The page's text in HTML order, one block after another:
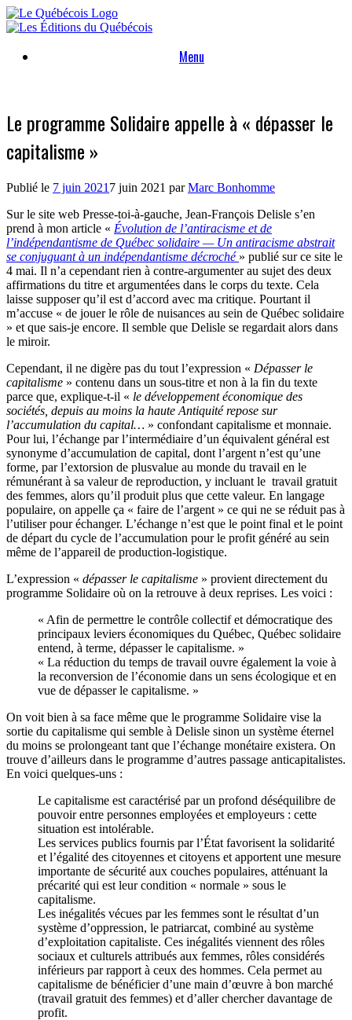
Skip
to
Menu
Le programme Solidaire appelle à « dépasser le
capitalisme »
Publié le 7 juin 2021 7 juin 2021 parMarc Bonhomme
Sur le site web Presse-toi-à-gauche, Jean-François Delisle s’en
prend à mon article « Évolution de l’antiracisme et de
l’indépendantisme de Québec solidaire — Un antiracisme abstrait
se conjuguant à un indépendantisme décroché » publié sur ce site le
4 mai. Il n’a cependant rien à contre-argumenter au sujet des deux
affirmations du titre et argumentées dans le corps du texte. Cela
laisse supposer qu’il est d’accord avec ma critique. Pourtant il
m’accuse « de jouer le rôle de nuisances au sein de Québec solidaire
» et que sais-je encore. Il semble que Delisle se regardait alors dans
le miroir.
Cependant, il ne digère pas du tout l’expression « Dépasser le
capitalisme » contenu dans un sous-titre et non à la fin du texte
parce que, explique-t-il « le développement économique des
sociétés, depuis au moins la haute Antiquité repose sur
l’accumulation du capital… » confondant capitalisme et monnaie.
Pour lui, l’échange par l’intermédiaire d’un équivalent général est
synonyme d’accumulation de capital, dont l’argent n’est qu’une
forme, par l’extorsion de plusvalue au monde du travail en le
rémunérant à sa valeur de reproduction, y incluant le travail gratuit
des femmes, alors qu’il produit plus que cette valeur. En langage
populaire, on appelle ça « faire de l’argent » ce qui ne se réduit pas à
l’utiliser pour échanger. L’échange n’est que le point final et le point
de départ du cycle de l’accumulation pour le profit généré au sein
même de l’appareil de production-logistique.
L’expression « dépasser le capitalisme » provient directement du
programme Solidaire où on la retrouve à deux reprises. Les voici :
« Afin de permettre le contrôle collectif et démocratique des
principaux leviers économiques du Québec, Québec solidaire
entend, à terme, dépasser le capitalisme. »
« La réduction du temps de travail ouvre également la voie à
la reconversion de l’économie dans un sens écologique et en
vue de dépasser le capitalisme. »
On voit bien à sa face même que le programme Solidaire vise la
sortie du capitalisme qui semble à Delisle sinon un système éternel
du moins se prolongeant tant que l’échange monétaire existera. On
trouve d’ailleurs dans le programme d’autres passage anticapitalistes.
En voici quelques-uns :
Le capitalisme est caractérisé par un profond déséquilibre de
pouvoir entre personnes employées et employeurs : cette
situation est intolérable.
Les services publics fournis par l’État favorisent la solidarité
et l’égalité des citoyennes et citoyens et apportent une mesure
importante de sécurité aux couches populaires, atténuant la
précarité qui est leur condition « normale » sous le
capitalisme.
Les inégalités vécues par les femmes sont le résultat d’un
système d’oppression, le patriarcat, combiné au système
d’exploitation capitaliste. Ces inégalités viennent des rôles
sociaux et culturels attribués aux femmes, rôles considérés
inférieurs par rapport à ceux des hommes. Cela permet au
capitalisme de bénéficier d’une main d’œuvre à bon marché
(travail gratuit des femmes) et d’aller chercher davantage de
profit.